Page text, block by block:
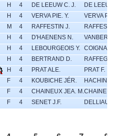
H 4 DE LEEUW C. J.
DE LEEUW
H 4 VERVA PIE. Y.
VERVA P.Y.
M 4 RAFFESTIN J.
RAFFESTIN
H 4 D'HAENENS N.
H 4 LEBOURGEOIS Y.
COIGNARD
H 4 BERTRAND D.
H 4 PRAT ALE.
PRAT F.
F 4 KOUBICHE JÉR.
HACHIN P.
F 4 CHAINEUX JEA. M.CHAINEUX
F 4 SENET J.F. DELLIAUX